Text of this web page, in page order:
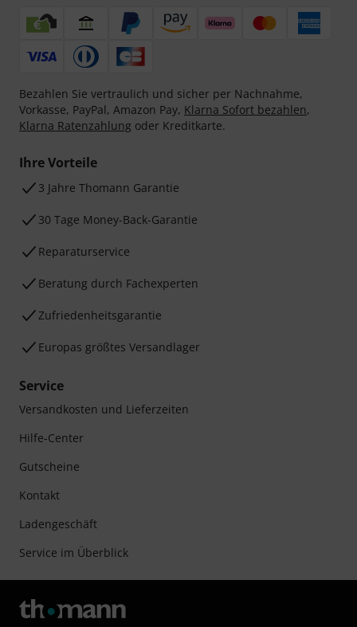
Bezahlen Sie vertraulich und sicher per Nachnahme,
Vorkasse, PayPal, Amazon Pay, Klarna Sofort bezahlen,
Klarna Ratenzahlung oder Kreditkarte.
Ihre Vorteile
3 Jahre Thomann Garantie
30 Tage Money-Back-Garantie
Reparaturservice
Beratung durch Fachexperten
Zufriedenheitsgarantie
Europas größtes Versandlager
Service
Versandkosten und Lieferzeiten
Hilfe-Center
Gutscheine
Kontakt
Ladengeschäft
Service im Überblick